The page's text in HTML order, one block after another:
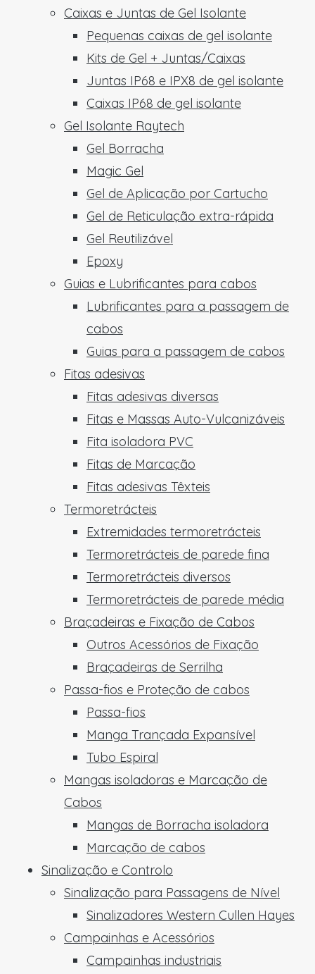
Caixas e Juntas de Gel Isolante
Pequenas caixas de gel isolante
Kits de Gel + Juntas/Caixas
Juntas IP68 e IPX8 de gel isolante
Caixas IP68 de gel isolante
Gel Isolante Raytech
Gel Borracha
Magic Gel
Gel de Aplicação por Cartucho
Gel de Reticulação extra-rápida
Gel Reutilizável
Epoxy
Guias e Lubrificantes para cabos
Lubrificantes para a passagem de
cabos
Guias para a passagem de cabos
Fitas adesivas
Fitas adesivas diversas
Fitas e Massas Auto-Vulcanizáveis
Fita isoladora PVC
Fitas de Marcação
Fitas adesivas Têxteis
Termoretrácteis
Extremidades termoretrácteis
Termoretrácteis de parede fina
Termoretrácteis diversos
Termoretrácteis de parede média
Braçadeiras e Fixação de Cabos
Outros Acessórios de Fixação
Braçadeiras de Serrilha
Passa-fios e Proteção de cabos
Passa-fios
Manga Trançada Expansível
Tubo Espiral
Mangas isoladoras e Marcação de
Cabos
Mangas de Borracha isoladora
Marcação de cabos
Sinalização e Controlo
Sinalização para Passagens de Nível
Sinalizadores Western Cullen Hayes
Campainhas e Acessórios
Campainhas industriais